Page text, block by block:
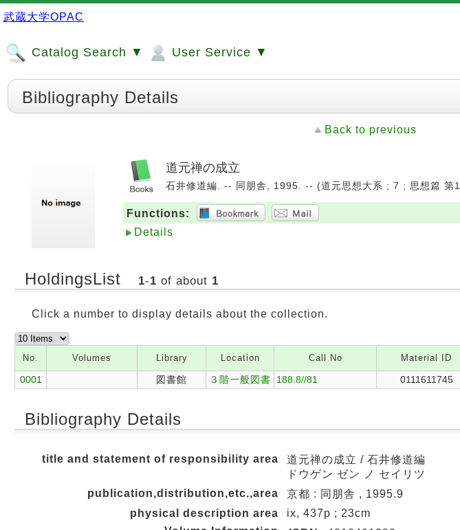
武蔵大学OPAC
Catalog Search ▼ User Service ▼
Bibliography Details
Back to previous
道元禅の成立
石井修道編. -- 同朋舎, 1995. -- (道元思想大系 ; 7 ; 思想篇 第
Functions:
Details
HoldingsList 1-1 of about 1
Click a number to display details about the collection.
No. Volumes Library Location Call No Material ID
0001 図書館 ３階一般図書 188.8//81 0111611745
Bibliography Details
title and statement of responsibility area
道元禅の成立 / 石井修道編
ドウゲン ゼン ノ セイリツ
publication,distribution,etc.,area
京都 : 同朋舎 , 1995.9
physical description area
ix, 437p ; 23cm